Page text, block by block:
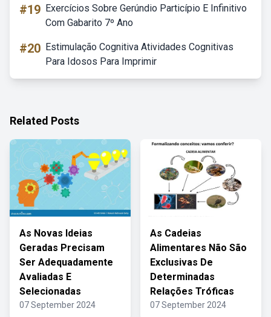
#19 Exercícios Sobre Gerúndio Particípio E Infinitivo
Com Gabarito 7º Ano
#20 Estimulação Cognitiva Atividades Cognitivas
Para Idosos Para Imprimir
Related Posts
As Novas Ideias
Geradas Precisam
Ser Adequadamente
Avaliadas E
Selecionadas
07 September 2024
As Cadeias
Alimentares Não São
Exclusivas De
Determinadas
Relações Tróficas
07 September 2024